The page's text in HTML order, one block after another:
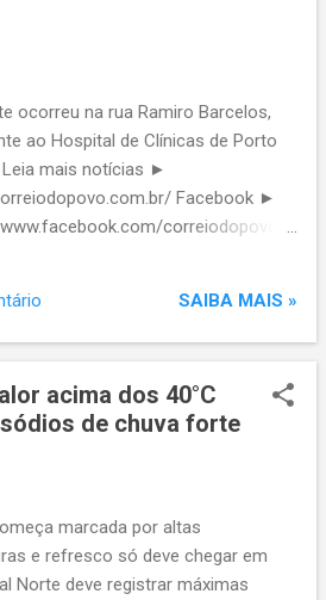
pr...
públicos e aposentados. Na
2014 e 2018, a grave escassez
que afetava o país com enormes
petróleo obrigou os venezuelanos
paciência para conseguir alguns
Desde o início do ano, ovos,
estão disponíveis novamente
Mas agora é nos postos de gasolina
e também em frente às lojas que
ocorreu na rua Ramiro Barcelos,
ao Hospital de Clínicas de Porto
Leia mais notícias ►
Facebook ►
correiodopovo
►
correiodopovo/
SAIBA MAIS »
acima dos 40°C
de chuva forte
marcada por altas
e refresco só deve chegar em
Norte deve registrar máximas